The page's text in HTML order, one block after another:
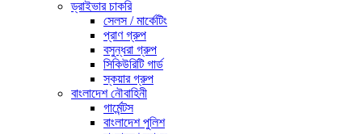
ড্রাইভার চাকরি
সেলস / মার্কেটিং
প্রাণ গ্রুপ
বসুন্ধরা গ্রুপ
সিকিউরিটি গার্ড
স্কয়ার গ্রুপ
বাংলাদেশ নৌবাহিনী
গার্মেন্টস
বাংলাদেশ পুলিশ